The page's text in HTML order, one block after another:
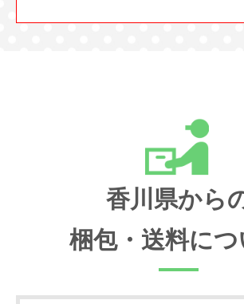
香川県から
梱包・送料につ